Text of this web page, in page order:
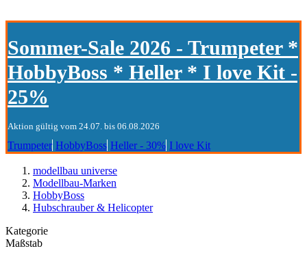
Sommer-Sale 2026 - Trumpeter *
HobbyBoss * Heller * I love Kit -
25%
Aktion gültig vom 24.07. bis 06.08.2026
Trumpeter HobbyBoss Heller - 30% I love Kit
modellbau universe
Modellbau-Marken
HobbyBoss
Hubschrauber & Helicopter
Kategorie
Maßstab